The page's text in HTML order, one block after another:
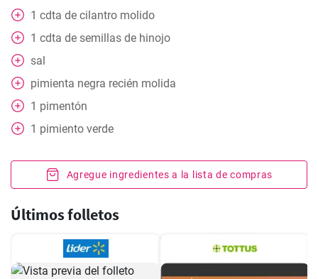
1 cdta de cilantro molido
1 cdta de semillas de hinojo
sal
pimienta negra recién molida
1 pimentón
1 pimiento verde
Agregue ingredientes a la lista de compras
Últimos folletos